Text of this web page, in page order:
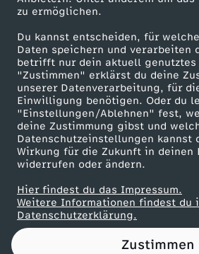
zu ermöglichen.
Du kannst entscheiden, für
Daten speichern und verarbeiten
betrifft nur dein aktuell genutztes
"Zustimmen" erklärst du deine
unserer Datenverarbeitung, für
Einwilligung benötigen. Oder du
"Einstellungen/Ablehnen" fest,
deine Zustimmung gibst und
Datenschutzeinstellungen kannst
Wirkung für die Zukunft in deinen
widerrufen oder ändern.
Hier findest du das Impressum.
Weitere Informationen findest du
Datenschutzerklärung.
Zustimmen
s
e
t
z
n
o
c
ZDF goes Schule
Werbefernsehen
Mainzelmännchen
Partner